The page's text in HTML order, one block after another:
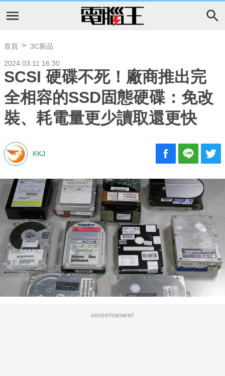
首頁 3C新品
2024.03.11 16:30
SCSI 硬碟不死！廠商推出完
全相容的SSD固態硬碟：免改
裝、耗電量更少讀取還更快
KKJ
ADVERTISEMENT